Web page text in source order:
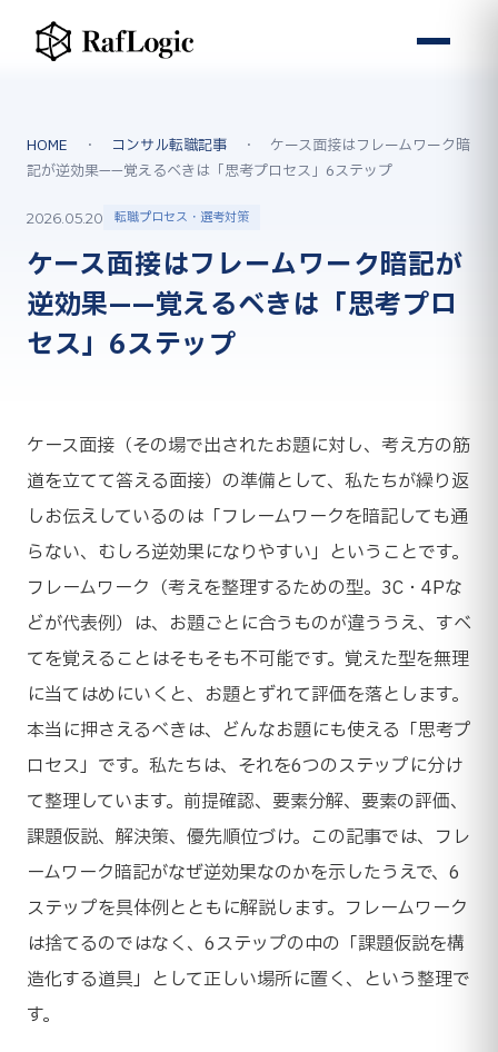
HOME ・ コンサル転職記事 ・ ケース面接はフレームワーク暗
記が逆効果——覚えるべきは「思考プロセス」6ステップ
2026.05.20 転職プロセス・選考対策
ケース面接はフレームワーク暗記が
逆効果——覚えるべきは「思考プロ
セス」6ステップ
ケース面接（その場で出されたお題に対し、考え方の筋
道を立てて答える面接）の準備として、私たちが繰り返
しお伝えしているのは「フレームワークを暗記しても通
らない、むしろ逆効果になりやすい」ということです。
フレームワーク（考えを整理するための型。3C・4Pな
どが代表例）は、お題ごとに合うものが違ううえ、すべ
てを覚えることはそもそも不可能です。覚えた型を無理
に当てはめにいくと、お題とずれて評価を落とします。
本当に押さえるべきは、どんなお題にも使える「思考プ
ロセス」です。私たちは、それを6つのステップに分け
て整理しています。前提確認、要素分解、要素の評価、
課題仮説、解決策、優先順位づけ。この記事では、フレ
ームワーク暗記がなぜ逆効果なのかを示したうえで、6
ステップを具体例とともに解説します。フレームワーク
は捨てるのではなく、6ステップの中の「課題仮説を構
造化する道具」として正しい場所に置く、という整理で
す。